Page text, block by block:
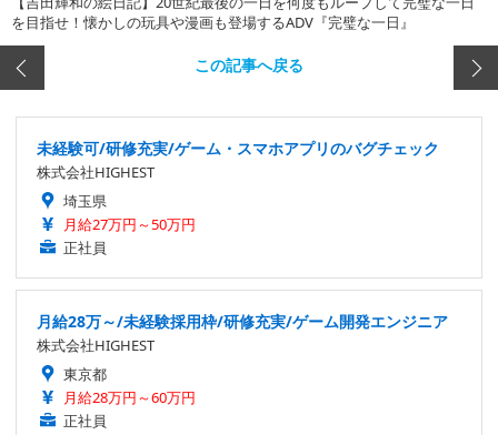
を目指せ！懐かしの玩具や漫画も登場するADV『完璧な一日』
この記事へ戻る
未経験可/研修充実/ゲーム・スマホアプリのバグチェック
株式会社HIGHEST
埼玉県
月給27万円～50万円
正社員
月給28万～/未経験採用枠/研修充実/ゲーム開発エンジニア
株式会社HIGHEST
東京都
月給28万円～60万円
正社員